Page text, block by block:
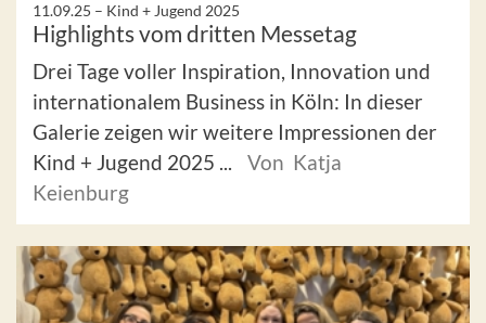
11.09.25 – Kind + Jugend 2025
Highlights vom dritten Messetag
Drei Tage voller Inspiration, Innovation und
internationalem Business in Köln: In dieser
Galerie zeigen wir weitere Impressionen der
Kind + Jugend 2025 ...
Von Katja
Keienburg